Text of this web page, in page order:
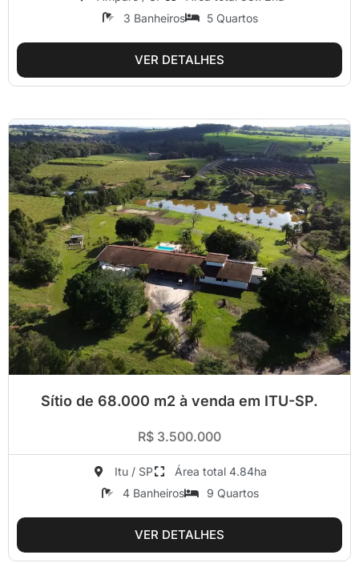
3 Banheiros
5 Quartos
VER DETALHES
Sítio de 68.000 m2 à venda em ITU-SP.
R$ 3.500.000
Itu / SP
Área total 4.84ha
4 Banheiros
9 Quartos
VER DETALHES